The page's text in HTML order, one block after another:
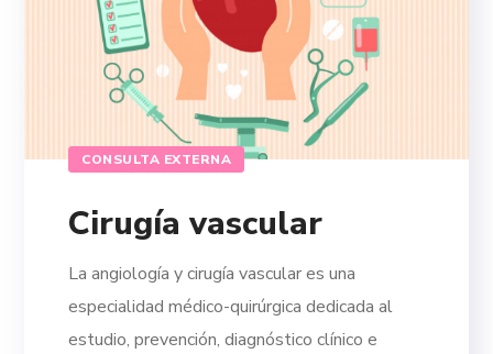
CONSULTA EXTERNA
Cirugía vascular
La angiología y cirugía vascular es una
especialidad médico-quirúrgica dedicada al
estudio, prevención, diagnóstico clínico e